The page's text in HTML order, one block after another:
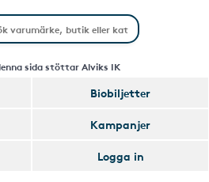
sida stöttar Alviks IK
Biobiljetter
Kampanjer
Logga in